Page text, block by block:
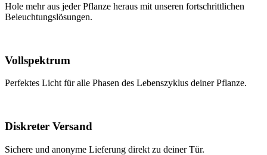
Hole mehr aus jeder Pflanze heraus mit unseren fortschrittlichen
Beleuchtungslösungen.
Vollspektrum
Perfektes Licht für alle Phasen des Lebenszyklus deiner Pflanze.
Diskreter Versand
Sichere und anonyme Lieferung direkt zu deiner Tür.